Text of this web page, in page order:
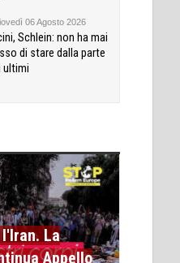
06 Agosto 2026
Schlein: non ha mai
di stare dalla parte
ultimi
La
Appello